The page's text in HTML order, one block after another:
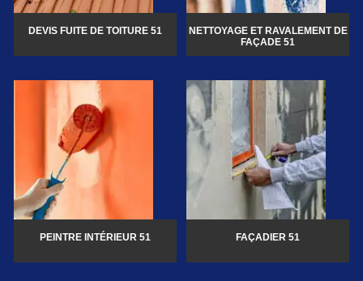
DEVIS FUITE DE TOITURE 51
NETTOYAGE ET RAVALEMENT DE
FAÇADE 51
PEINTRE INTÉRIEUR 51 FAÇADIER 51